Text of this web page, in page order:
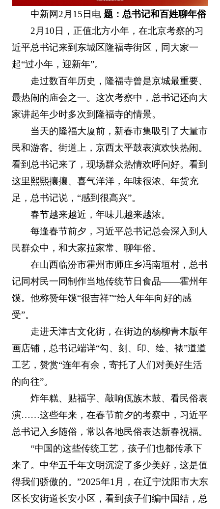
中新网2月15日电 题：总书记和百姓聊年俗
2月10日，正值北方小年，在北京考察的习
近平总书记来到东城区隆福寺街区，同大家一
起“过小年，迎新年”。
走过数百年历史，隆福寺曾是京城最重要、
最热闹的庙会之一。这次考察中，总书记还向大
家讲起年少时多次到隆福寺的情景。
当天的隆福大厦前，新春市集吸引了大量市
民和游客。街道上，京西太平鼓表演欢快热闹。
看到总书记来了，现场群众热情欢呼问好。看到
这里熙熙攘攘、喜气洋洋，年味很浓、年货充
足，总书记说，“感到很高兴”。
春节越来越近，年味儿越来越浓。
每逢春节前夕，习近平总书记总会深入到人
民群众中，和大家拉家常、聊年俗。
在山西临汾市霍州市师庄乡冯南垣村，总书
记同村民一同制作当地传统节日食品——霍州年
馍。他称赞年馍“很吉祥”“给人年年向好的感
受”。
走进天津古文化街，在街边的杨柳青木版年
画店铺，总书记端详“勾、刻、印、绘、裱”道道
工艺，赞赏“连年有余，寄托了人们对美好生活
的向往”。
炸年糕、贴福字、敲响佤族木鼓、看民俗表
演……这些年来，在春节前夕的考察中，习近平
总书记入乡随俗，常以各地民俗表达新春祝福。
“中国的这些传统工艺，孩子们也都传承下
来了。中华五千年文明沉淀了多少美好，这是值
得我们骄傲的。”2025年1月，在辽宁沈阳市大东
区长安街道长安小区，看到孩子们编中国结，总